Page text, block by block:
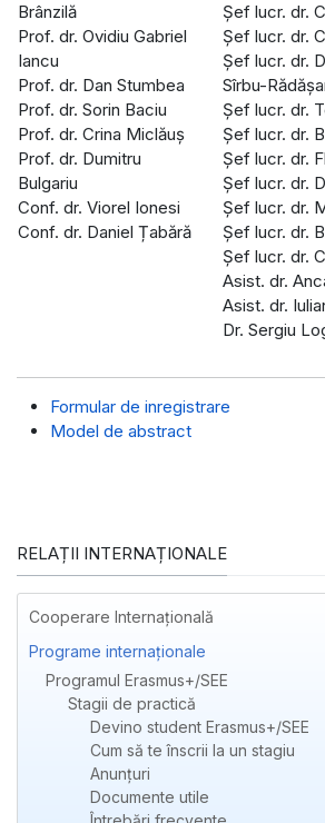
Brânzilă
Prof. dr. Ovidiu Gabriel
Iancu
Prof. dr. Dan Stumbea
Prof. dr. Sorin Baciu
Prof. dr. Crina Miclăuş
Prof. dr. Dumitru
Bulgariu
Conf. dr. Viorel Ionesi
Conf. dr. Daniel Țabără
Șef lucr. dr.
Șef lucr. dr.
Șef lucr. dr.
Sîrbu-
Șef lucr. dr.
Șef lucr. dr.
Șef lucr. dr.
Șef lucr. dr.
Șef lucr. dr.
Șef lucr. dr.
Șef lucr. dr.
Asist. dr.
Asist. dr.
Dr. Sergiu
Formular de inregistrare
Model de abstract
RELAȚII INTERNAȚIONALE
Cooperare Internațională
Programe internaționale
Programul Erasmus+/SEE
Stagii de practică
Devino student Erasmus+/SEE
Cum să te înscrii la un stagiu
Anunțuri
Documente utile